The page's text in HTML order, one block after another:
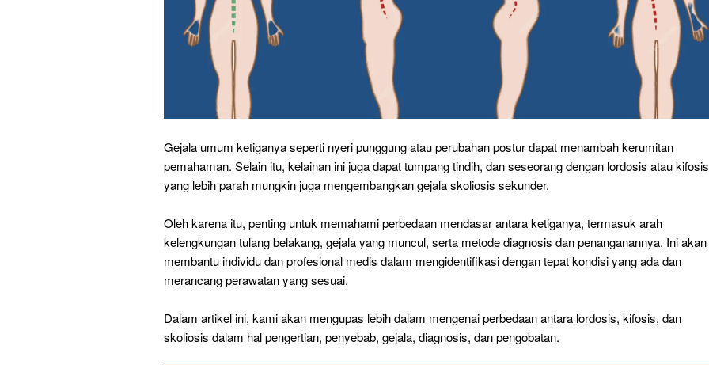
Gejala umum ketiganya seperti nyeri punggung atau perubahan postur dapat menambah kerumitan
pemahaman. Selain itu, kelainan ini juga dapat tumpang tindih, dan seseorang dengan lordosis atau kifosis
yang lebih parah mungkin juga mengembangkan gejala skoliosis sekunder.
Oleh karena itu, penting untuk memahami perbedaan mendasar antara ketiganya, termasuk arah
kelengkungan tulang belakang, gejala yang muncul, serta metode diagnosis dan penanganannya. Ini akan
membantu individu dan profesional medis dalam mengidentifikasi dengan tepat kondisi yang ada dan
merancang perawatan yang sesuai.
Dalam artikel ini, kami akan mengupas lebih dalam mengenai perbedaan antara lordosis, kifosis, dan
skoliosis dalam hal pengertian, penyebab, gejala, diagnosis, dan pengobatan.